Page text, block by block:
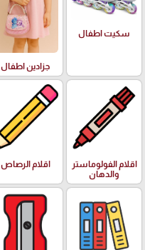
سكيت اطفال
جزادين اطفال
اقلام الفولوماستر
والدهان
اقلام الرصاص